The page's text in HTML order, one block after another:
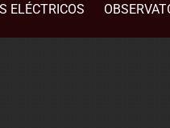
ELÉCTRICOS